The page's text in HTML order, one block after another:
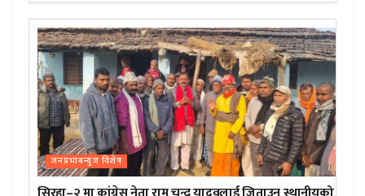
जनप्रभाबन्युज विशेष